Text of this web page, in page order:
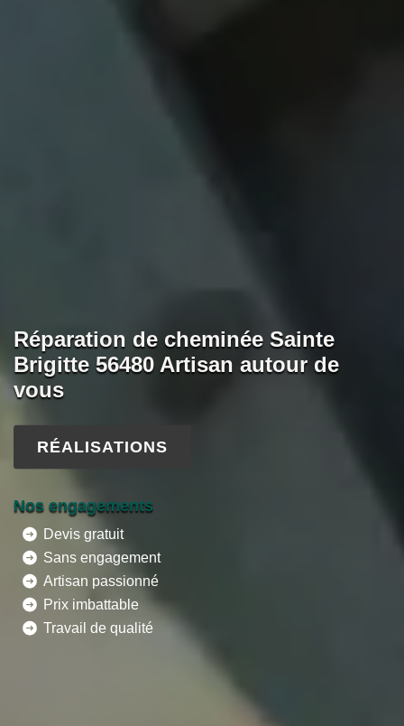
Réparation de cheminée Sainte
Brigitte 56480 Artisan autour de
vous
RÉALISATIONS
Nos engagements
Devis gratuit
Sans engagement
Artisan passionné
Prix imbattable
Travail de qualité